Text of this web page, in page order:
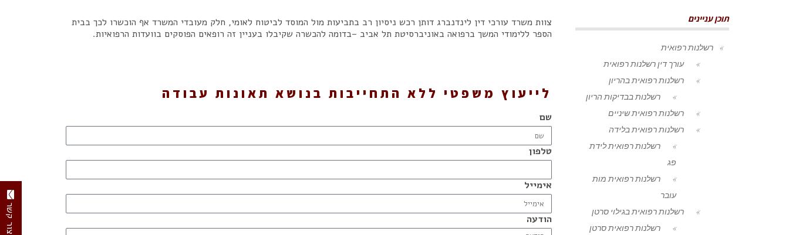
צוות משרד עורכי דין לינדנברג דותן רכש ניסיון רב בתביעות מול המוסד לביטוח לאומי, חלק מעובדי המשרד אף הוכשרו לכך בבית
הספר ללימודי המשך ברפואה באוניברסיטת תל אביב –בדומה להכשרה שקיבלו בעניין זה רופאים הפוסקים בוועדות הרפואיות.
לייעוץ משפטי ללא התחייבות בנושא תאונות עבודה
שם
טלפון
אימייל
הודעה
תוכן עניינים
רשלנות רפואית
עורך דין רשלנות רפואית
רשלנות רפואית בהריון
רשלנות בבדיקות הריון
רשלנות רפואית שיניים
רשלנות רפואית בלידה
רשלנות רפואית לידת
פג
רשלנות רפואית מות
עובר
רשלנות רפואית בגילוי סרטן
רשלנות רפואית סרטן
צור קשר